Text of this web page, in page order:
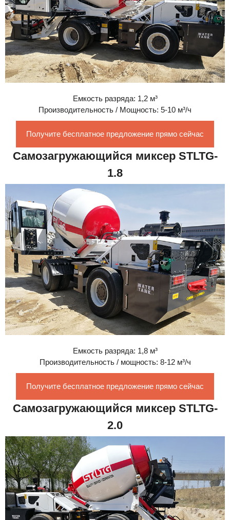
Емкость разряда: 1,2 м³
Производительность / Мощность: 5-10 м³/ч
Получите бесплатное предложение прямо сейчас
Самозагружающийся миксер STLTG-
1.8
Емкость разряда: 1,8 м³
Производительность / мощность: 8-12 м³/ч
Получите бесплатное предложение прямо сейчас
Самозагружающийся миксер STLTG-
2.0